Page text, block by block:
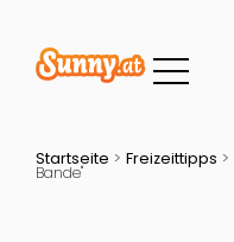
Startseite > Freizeittipps >
Bande"